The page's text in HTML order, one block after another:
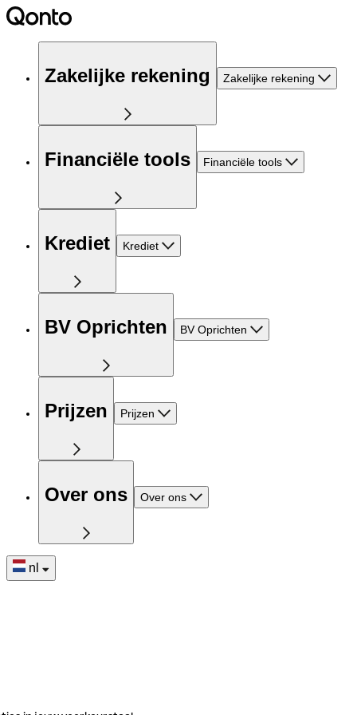
Zakelijke rekening Zakelijke rekening
Financiële tools Financiële tools
Krediet Krediet
BV Oprichten BV Oprichten
Prijzen Prijzen
Over ons Over ons
nl